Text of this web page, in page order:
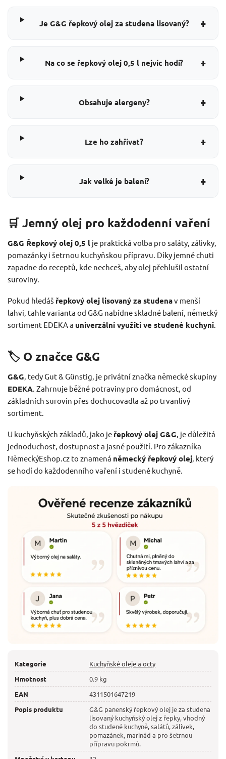
Je G&G řepkový olej za studena lisovaný? +
Na co se řepkový olej 0,5 l nejvíc hodí? +
Obsahuje alergeny? +
Lze ho zahřívat? +
Jak velké je balení? +
🛒 Jemný olej pro každodenní vaření
G&G Řepkový olej 0,5 l je praktická volba pro saláty, zálivky,
pomazánky i šetrnou kuchyňskou přípravu. Díky jemné chuti
zapadne do receptů, kde nechceš, aby olej přehlušil ostatní
suroviny.
Pokud hledáš řepkový olej lisovaný za studenav menší
lahvi, tahle varianta od G&G nabídne skladné balení, německý
sortiment EDEKA a univerzální využití ve studené kuchyni.
🏷️ O značce G&G
G&G , tedy Gut & Günstig, je privátní značka německé skupiny
EDEKA . Zahrnuje běžné potraviny pro domácnost, od
základních surovin přes dochucovadla až po trvanlivý
sortiment.
U kuchyňských základů, jako je řepkový olej G&G , je důležitá
jednoduchost, dostupnost a jasné použití. Pro zákazníka
NěmeckýEshop.cz to znamená německý řepkový olej , který
se hodí do každodenního vaření i studené kuchyně.
Kategorie
Kuchyňské oleje a octy
Hmotnost
0.9 kg
EAN
4311501647219
Popis produktu
G&G panenský řepkový olej je za studena
lisovaný kuchyňský olej z řepky, vhodný
do studené kuchyně, salátů, zálivek,
pomazánek, marinád a pro šetrnou
přípravu pokrmů.